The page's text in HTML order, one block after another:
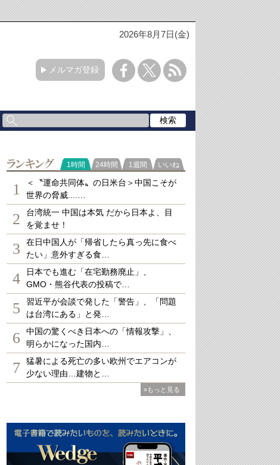
2026年8月7日(金)
メルマガ登録
ランキング
1時間 24時間 1週間 いいね
1
＜〝運命共同体〟の日米台＞中国こそが
世界の脅威....…
2
台湾統一 中国は本気 だから日本よ、目
を覚ませ！
3
在日中国人が「帰省したら真っ先に食べ
たい」意外すぎる食…
4
日本でも進む「在宅勤務廃止」、
GMO・熊谷代表の投稿で…
5
習近平が会談で発した「警告」、「問題
は台湾にある」と発…
6
中国の驚くべき日本への「情報攻撃」、
明らかになった国内…
7
猛暑による死亡の多い欧州でエアコンが
少ない理由…建物と…
»もっと見る